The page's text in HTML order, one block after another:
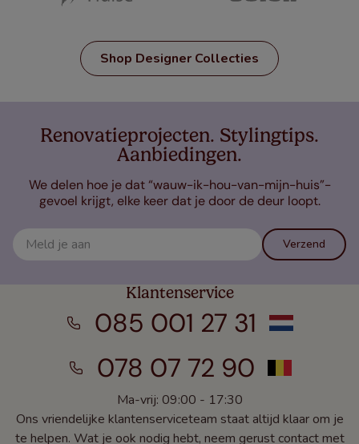
Shop Designer Collecties
Renovatieprojecten. Stylingtips.
Aanbiedingen.
We delen hoe je dat “wauw-ik-hou-van-mijn-huis”-
gevoel krijgt, elke keer dat je door de deur loopt.
Verzend
Klantenservice
085 001 27 31
078 07 72 90
Ma-vrij: 09:00 - 17:30
Ons vriendelijke klantenserviceteam staat altijd klaar om je
te helpen. Wat je ook nodig hebt, neem gerust contact met